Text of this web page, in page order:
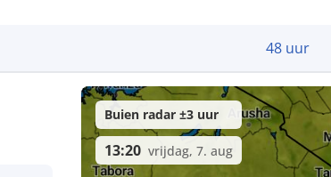
48 uur
Buien radar ±3 uur
13:20 vrijdag, 7. aug